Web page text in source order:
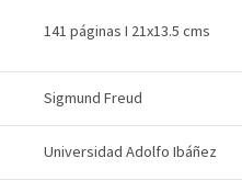
141 páginas I 21x13.5 cms
Sigmund Freud
Universidad Adolfo Ibáñez